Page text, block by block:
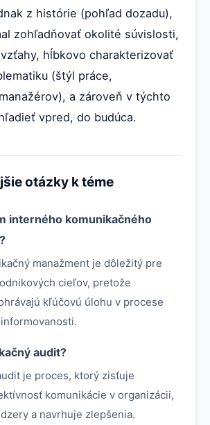
z histórie (pohľad dozadu),
zohľadňovať okolité súvislosti,
hĺbkovo charakterizovať
(štýl práce,
a zároveň v týchto
vpred, do budúca.
otázky k téme
interného komunikačného
manažment je dôležitý pre
cieľov, pretože
kľúčovú úlohu v procese
audit?
je proces, ktorý zisťuje
komunikácie v organizácii,
a navrhuje zlepšenia.